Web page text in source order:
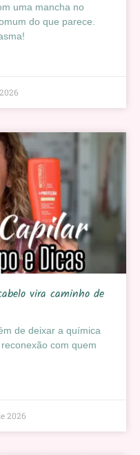
uma mancha no
do que parece.
vira caminho de
de deixar a química
com quem
2026